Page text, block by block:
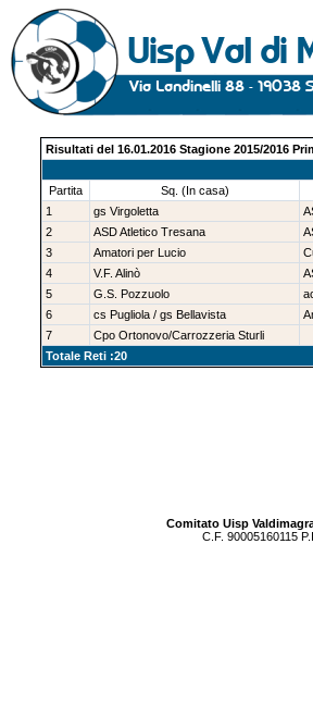
Risultati del 16.01.2016 Stagione 2015/2016
Partita
Sq. (In casa)
1
gs Virgoletta
2
ASD Atletico Tresana
3
Amatori per Lucio
4
V.F. Alinò
5
G.S. Pozzuolo
6
cs Pugliola / gs Bellavista
7
Cpo Ortonovo/Carrozzeria Sturli
Totale Reti :20
Comitato Uisp
C.F. 90005160115